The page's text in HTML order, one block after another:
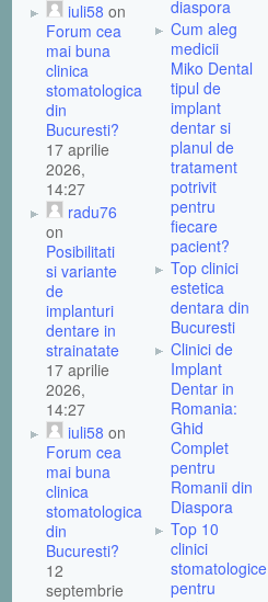
iuli58 on
Forum cea
mai buna
clinica
stomatologica
din
Bucuresti?
17 aprilie
2026,
14:27
radu76
on
Posibilitati
si variante
de
implanturi
dentare in
strainatate
17 aprilie
2026,
14:27
iuli58 on
Forum cea
mai buna
clinica
stomatologica
din
Bucuresti?
12
septembrie
diaspora
Cum aleg
medicii
Miko Dental
tipul de
implant
dentar si
planul de
tratament
potrivit
pentru
fiecare
pacient?
Top clinici
estetica
dentara din
Bucuresti
Clinici de
Implant
Dentar in
Romania:
Ghid
Complet
pentru
Romanii din
Diaspora
Top 10
clinici
stomatologice
pentru